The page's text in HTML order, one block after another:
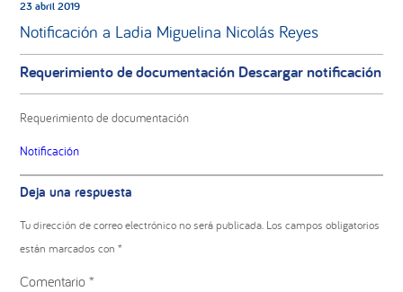
23 abril 2019
Notificación a Ladia Miguelina Nicolás Reyes
Requerimiento de documentación Descargar notificación
Requerimiento de documentación
Notificación
Interacciones
con
los
lectores
Deja una respuesta
Tu dirección de correo electrónico no será publicada. Los campos obligatorios
están marcados con*
Comentario*